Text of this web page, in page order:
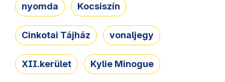
nyomda Kocsiszín
Cinkotai Tájház vonaljegy
XII.kerület Kylie Minogue